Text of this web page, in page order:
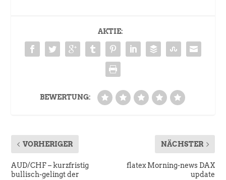
AKTIE:
BEWERTUNG:
VORHERIGER
AUD/CHF – kurzfristig
bullisch-gelingt der
NÄCHSTER
flatex Morning-news DAX
update